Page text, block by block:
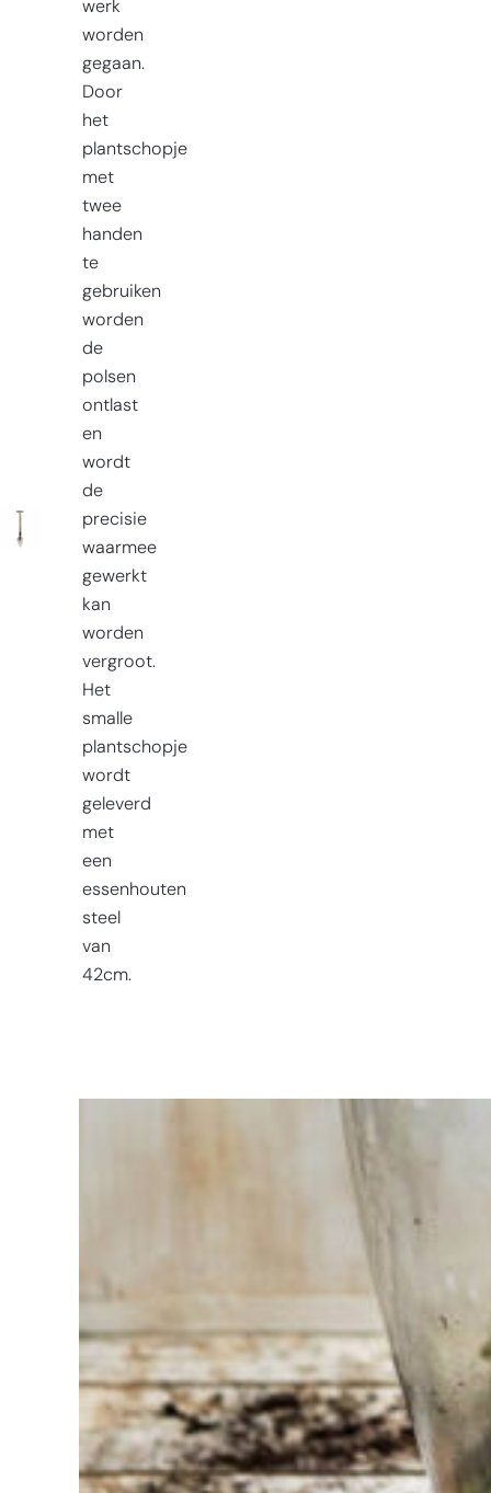
werk
worden
gegaan.
Door
het
plantschopje
met
twee
handen
te
gebruiken
worden
de
polsen
ontlast
en
wordt
de
precisie
waarmee
gewerkt
kan
worden
vergroot.
Het
smalle
plantschopje
wordt
geleverd
met
een
essenhouten
steel
van
42cm.
Bij Sneeboer
staan we altijd
klaar om een
Schroom je